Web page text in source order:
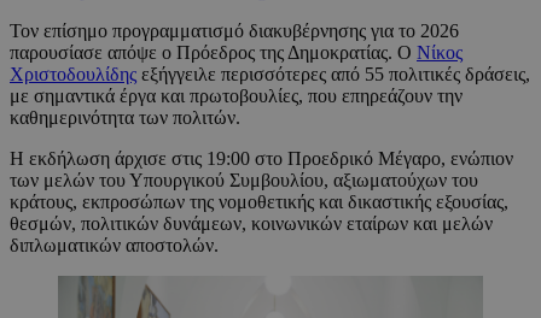
Τον επίσημο προγραμματισμό διακυβέρνησης για το 2026
παρουσίασε απόψε ο Πρόεδρος της Δημοκρατίας. Ο Νίκος
Χριστοδουλίδης εξήγγειλε περισσότερες από 55 πολιτικές δράσεις,
με σημαντικά έργα και πρωτοβουλίες, που επηρεάζουν την
καθημερινότητα των πολιτών.
Η εκδήλωση άρχισε στις 19:00 στο Προεδρικό Μέγαρο, ενώπιον
των μελών του Υπουργικού Συμβουλίου, αξιωματούχων του
κράτους, εκπροσώπων της νομοθετικής και δικαστικής εξουσίας,
θεσμών, πολιτικών δυνάμεων, κοινωνικών εταίρων και μελών
διπλωματικών αποστολών.